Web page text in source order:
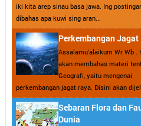
iki kita arep sinau basa jawa. Ing
dibahas apa kuwi sing aran...
Perkembangan Jagat
Assalamu’alaikum Wr Wb .
akan membahas materi
Geografi, yaitu mengenai
perkembangan jagat raya. Disini akan
Sebaran Flora dan
Dunia